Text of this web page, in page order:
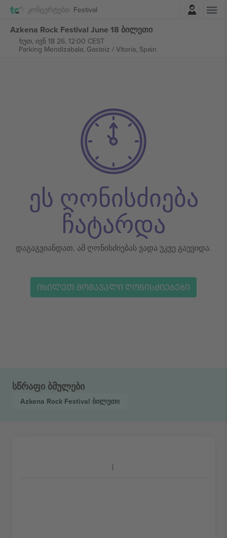
Კონცერტები Festival
Azkena Rock Festival June 18 ბილეთი
ხუთ, ივნ 18 26, 12:00 CEST
Parking Mendizabala, Gasteiz / Vitoria, Spain
ეს ღონისძიება
ჩატარდა
დაგაგვიანდათ, ამ ღონისძიებას ვადა უკვე გაუვიდა.
ᲘᲮᲘᲚᲔᲗ ᲛᲝᲛᲐᲕᲐᲚᲘ ᲦᲝᲜᲘᲡᲫᲘᲔᲑᲔᲑᲘ
სწრაფი ბმულები
Azkena Rock Festival ბილეთი